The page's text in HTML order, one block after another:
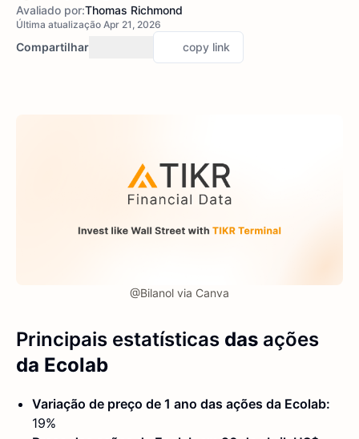
Avaliado por:Thomas Richmond
Última atualização Apr 21, 2026
Compartilhar copy link
@Bilanol via Canva
Principais estatísticas das ações
da Ecolab
Variação de preço de 1 ano das ações da Ecolab:
19%